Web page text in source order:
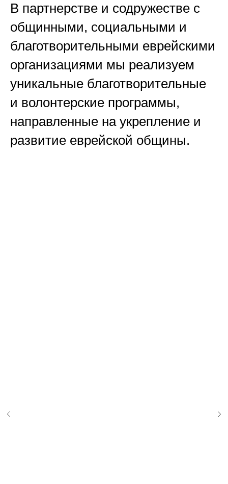
В партнерстве и содружестве с
общинными, социальными и
благотворительными еврейскими
организациями мы реализуем
уникальные благотворительные
и волонтерские программы,
направленные на укрепление и
развитие еврейской общины.